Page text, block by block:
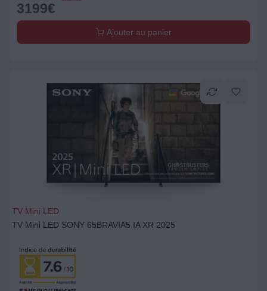
3199€
Ajouter au panier
TV Mini LED
TV Mini LED SONY 65BRAVIA5 IA XR 2025